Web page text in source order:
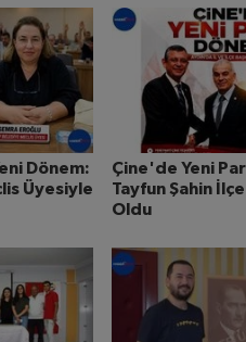
Dönem:
Üyesiyle
Çine'de Yeni
Tayfun Şahin İlçe
Oldu